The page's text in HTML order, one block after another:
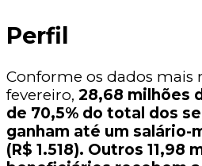
Perfil
Conforme os dados mais
fevereiro, 28,68 milhões
de 70,5% do total dos
ganham até um salário-
(R$ 1.518). Outros 11,98